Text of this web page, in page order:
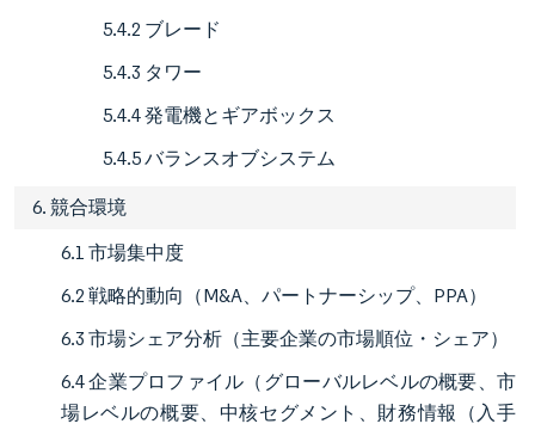
5.4.2 ブレード
5.4.3 タワー
5.4.4 発電機とギアボックス
5.4.5 バランスオブシステム
6. 競合環境
6.1 市場集中度
6.2 戦略的動向（M&A、パートナーシップ、PPA）
6.3 市場シェア分析（主要企業の市場順位・シェア）
6.4 企業プロファイル（グローバルレベルの概要、市
場レベルの概要、中核セグメント、財務情報（入手